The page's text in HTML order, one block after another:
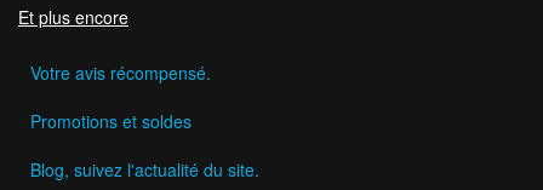
Et plus encore
Votre avis récompensé.
Promotions et soldes
Blog, suivez l'actualité du site.